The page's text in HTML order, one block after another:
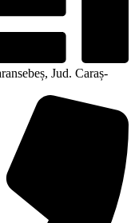
Jud. Caraș-